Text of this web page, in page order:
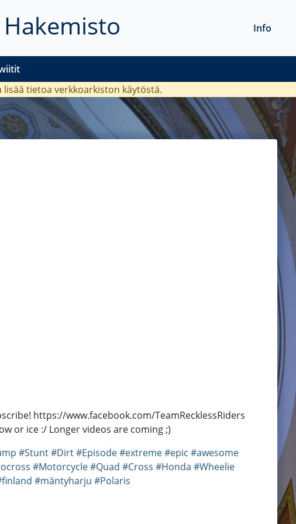
Info
lisää tietoa verkkoarkiston käytöstä.
https://www.facebook.com/TeamRecklessRiders
or ice :/ Longer videos are coming ;)
#Stunt#Dirt#Episode#extreme#epic #awesome
#Motorcycle#Quad #Cross #Honda #Wheelie
#mäntyharju #Polaris